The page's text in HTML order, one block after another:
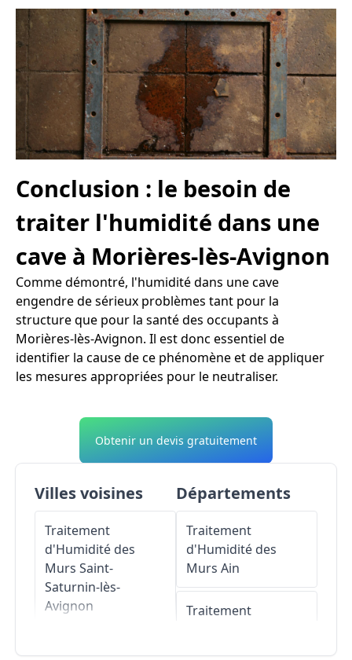
Conclusion : le besoin de
traiter l'humidité dans une
cave à Morières-lès-Avignon
Comme démontré, l'humidité dans une cave
engendre de sérieux problèmes tant pour la
structure que pour la santé des occupants à
Morières-lès-Avignon. Il est donc essentiel de
identifier la cause de ce phénomène et de appliquer
les mesures appropriées pour le neutraliser.
Obtenir un devis gratuitement
Villes voisines
Traitement
d'Humidité des
Murs Saint-
Saturnin-lès-
Avignon
Départements
Traitement
d'Humidité des
Murs Ain
Traitement